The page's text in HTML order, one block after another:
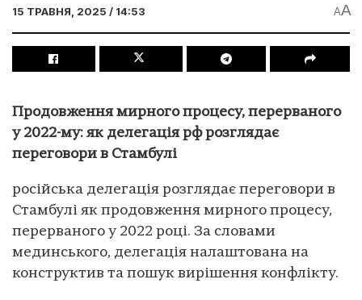
15 ТРАВНЯ, 2025 / 14:53 AA
Продовження мирного процесу, перерваного
у 2022-му: як делегація рф розглядає
переговори в Стамбулі
російська делегація розглядає переговори в
Стамбулі як продовження мирного процесу,
перерваного у 2022 році. За словами
мединського, делегація налаштована на
конструктив та пошук вирішення конфлікту.